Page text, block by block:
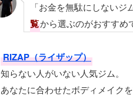
「お金を無駄にしない
覧から選ぶのがおすすめ
RIZAP（ライザップ）
知らない人がいない人気ジム。
あなたに合わせたボディメイクを